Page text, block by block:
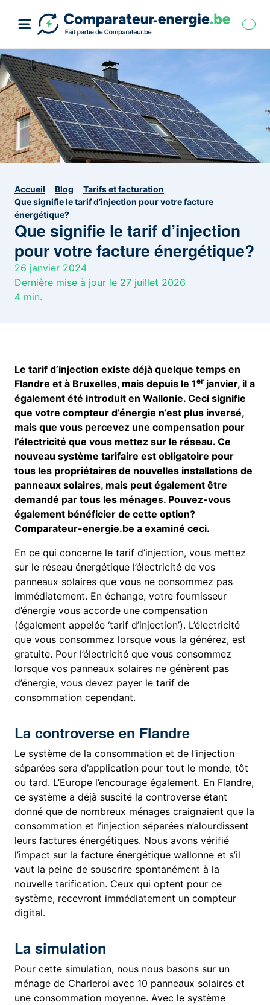
Accueil Blog
Tarifs et facturation
Que signifie le tarif d’injection pour votre facture
énergétique?
Que signifie le tarif d’injection
pour votre facture énergétique?
26 janvier 2024
Dernière mise à jour le 27 juillet 2026
4 min.
Le tarif d’injection existe déjà quelque temps en
Flandre et à Bruxelles, mais depuis le 1er janvier, il a
également été introduit en Wallonie. Ceci signifie
que votre compteur d’énergie n’est plus inversé,
mais que vous percevez une compensation pour
l’électricité que vous mettez sur le réseau. Ce
nouveau système tarifaire est obligatoire pour
tous les propriétaires de nouvelles installations de
panneaux solaires, mais peut également être
demandé par tous les ménages. Pouvez-vous
également bénéficier de cette option?
Comparateur-energie.be a examiné ceci.
En ce qui concerne le tarif d’injection, vous mettez
sur le réseau énergétique l’électricité de vos
panneaux solaires que vous ne consommez pas
immédiatement. En échange, votre fournisseur
d’énergie vous accorde une compensation
(également appelée ‘tarif d’injection’). L’électricité
que vous consommez lorsque vous la générez, est
gratuite. Pour l’électricité que vous consommez
lorsque vos panneaux solaires ne génèrent pas
d’énergie, vous devez payer le tarif de
consommation cependant.
La controverse en Flandre
Le système de la consommation et de l’injection
séparées sera d’application pour tout le monde, tôt
ou tard. L’Europe l’encourage également. En Flandre,
ce système a déjà suscité la controverse étant
donné que de nombreux ménages craignaient que la
consommation et l’injection séparées n’alourdissent
leurs factures énergétiques. Nous avons vérifié
l’impact sur la facture énergétique wallonne et s’il
vaut la peine de souscrire spontanément à la
nouvelle tarification. Ceux qui optent pour ce
système, recevront immédiatement un compteur
digital.
La simulation
Pour cette simulation, nous nous basons sur un
ménage de Charleroi avec 10 panneaux solaires et
une consommation moyenne. Avec le système